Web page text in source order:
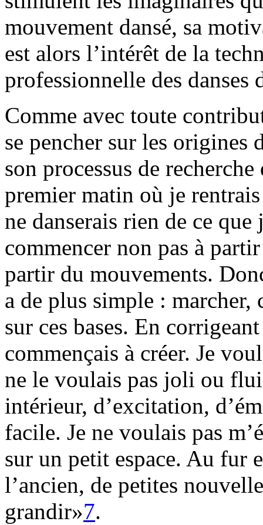
mouvement dansé, sa
est alors l’intérêt de la
professionnelle des danses
Comme avec toute
se pencher sur les origines
son processus de
premier matin où je
ne danserais rien de ce
commencer non pas à
partir du mouvements.
a de plus simple :
sur ces bases. En
commençais à créer. Je
ne le voulais pas joli ou
intérieur, d’excitation,
facile. Je ne voulais pas
sur un petit espace. Au fur
l’ancien, de petites
grandir»7.